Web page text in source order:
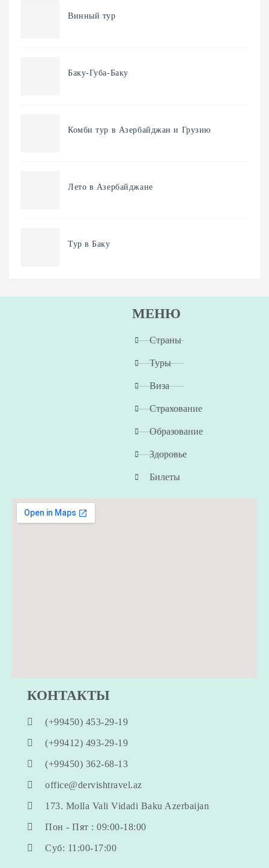
Винный тур
Баку-Губа-Баку
Комби тур в Азербайджан и Грузию
Лето в Азербайджане
Тур в Баку
МЕНЮ
Страны
Туры
Виза
Страхование
Образование
Здоровье
Билеты
КОНТАКТЫ
(+99450) 453-29-19
(+99412) 493-29-19
(+99450) 362-68-13
office@dervishtravel.az
173. Molla Vali Vidadi Baku Azerbaijan
Пон - Пят : 09:00-18:00
Суб: 11:00-17:00